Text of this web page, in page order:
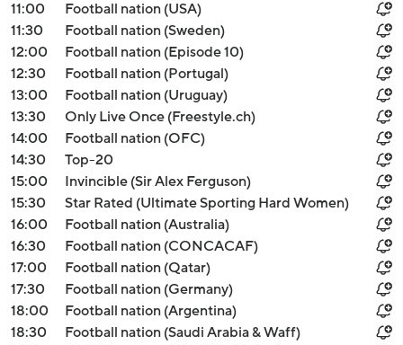
11:00
Football nation (USA)
11:30
Football nation (Sweden)
12:00
Football nation (Episode 10)
12:30
Football nation (Portugal)
13:00
Football nation (Uruguay)
13:30
Only Live Once (Freestyle.ch)
14:00
Football nation (OFC)
14:30
Top-20
15:00
Invincible (Sir Alex Ferguson)
15:30
Star Rated (Ultimate Sporting Hard Women)
16:00
Football nation (Australia)
16:30
Football nation (CONCACAF)
17:00
Football nation (Qatar)
17:30
Football nation (Germany)
18:00
Football nation (Argentina)
18:30
Football nation (Saudi Arabia & Waff)